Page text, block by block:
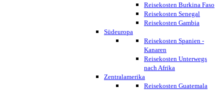
Reisekosten Burkina Faso
Reisekosten Senegal
Reisekosten Gambia
Südeuropa
Reisekosten Spanien -
Kanaren
Reisekosten Unterwegs
nach Afrika
Zentralamerika
Reisekosten Guatemala